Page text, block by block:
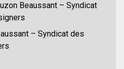
Beaussant – Syndicat
– Syndicat des